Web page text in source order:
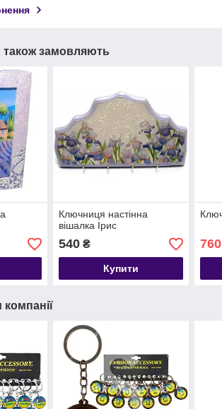
замовляють
Ключниця настінна
вішалка Ірис
540₴
Купити
компанії